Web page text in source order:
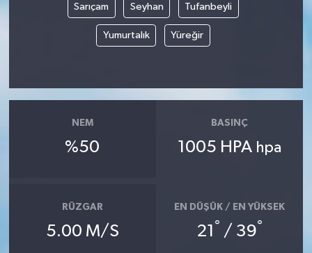
Sarıçam Seyhan Tufanbeyli
Yumurtalık Yüreğir
NEM
%50
BASINÇ
1005 HPA hpa
RÜZGAR
5.00 M/S
EN DÜŞÜK / EN YÜKSEK
21 ° / 39°